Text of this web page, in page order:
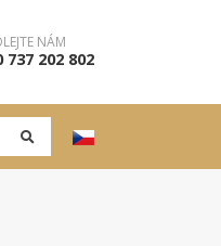
NÁM
737 202 802